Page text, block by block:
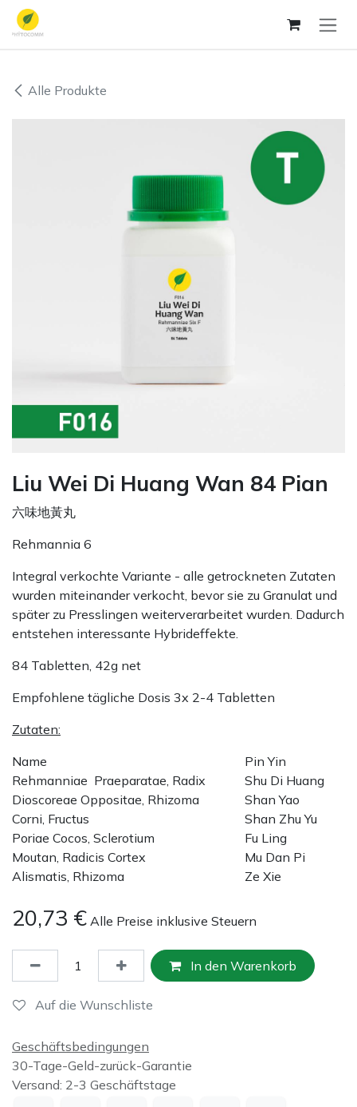
Zum Inhalt springen
Alle Produkte
Liu Wei Di Huang Wan 84 Pian
六味地黃丸
Rehmannia 6
Integral verkochte Variante - alle getrockneten Zutaten
wurden miteinander verkocht, bevor sie zu Granulat und
später zu Presslingen weiterverarbeitet wurden. Dadurch
entstehen interessante Hybrideffekte.
84 Tabletten, 42g net
Empfohlene tägliche Dosis 3x 2-4 Tabletten
Zutaten:
Name
Pin Yin
Rehmanniae Praeparatae, Radix
Shu Di Huang
Dioscoreae Oppositae, Rhizoma
Shan Yao
Corni, Fructus
Shan Zhu Yu
Poriae Cocos, Sclerotium
Fu Ling
Moutan, Radicis Cortex
Mu Dan Pi
Alismatis, Rhizoma
Ze Xie
20,73 € Alle Preise inklusive Steuern
In den Warenkorb
Auf die Wunschliste
Geschäftsbedingungen
30-Tage-Geld-zurück-Garantie
Versand: 2-3 Geschäftstage